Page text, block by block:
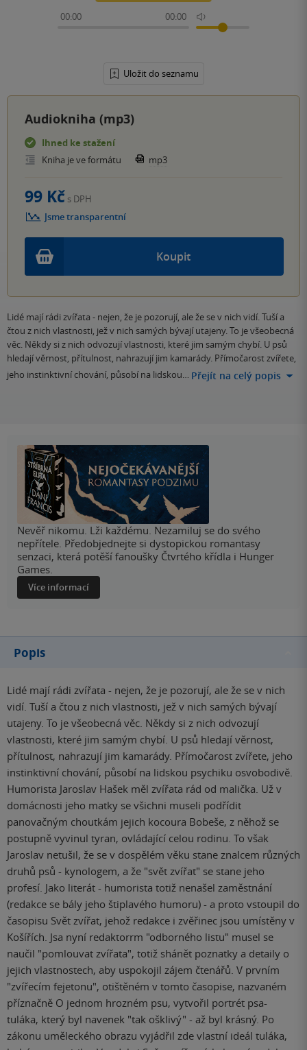
00:00 00:00
Uložit do seznamu
Audiokniha (mp3)
Ihned ke stažení
Kniha je ve formátu
mp3
Koupit
99 Kč s DPH
Jsme transparentní
Lidé mají rádi zvířata - nejen, že je pozorují, ale že se v nich vidí. Tuší a
čtou z nich vlastnosti, jež v nich samých bývají utajeny. To je všeobecná
věc. Někdy si z nich odvozují vlastnosti, které jim samým chybí. U psů
hledají věrnost, přítulnost, nahrazují jim kamarády. Přímočarost zvířete,
jeho instinktivní chování, působí na lidskou… Přejít na celý popis
Nevěř nikomu. Lži každému. Nezamiluj se do svého
nepřítele. Předobjednejte si dystopickou romantasy
senzaci, která potěší fanoušky Čtvrtého křídla i Hunger
Games.
Více informací
Popis
Lidé mají rádi zvířata - nejen, že je pozorují, ale že se v nich
vidí. Tuší a čtou z nich vlastnosti, jež v nich samých bývají
utajeny. To je všeobecná věc. Někdy si z nich odvozují
vlastnosti, které jim samým chybí. U psů hledají věrnost,
přítulnost, nahrazují jim kamarády. Přímočarost zvířete, jeho
instinktivní chování, působí na lidskou psychiku osvobodivě.
Humorista Jaroslav Hašek měl zvířata rád od malička. Už v
domácnosti jeho matky se všichni museli podřídit
panovačným choutkám jejich kocoura Bobeše, z něhož se
postupně vyvinul tyran, ovládající celou rodinu. To však
Jaroslav netušil, že se v dospělém věku stane znalcem různých
druhů psů - kynologem, a že "svět zvířat" se stane jeho
profesí. Jako literát - humorista totiž nenašel zaměstnání
(redakce se bály jeho štiplavého humoru) - a proto vstoupil do
časopisu Svět zvířat, jehož redakce i zvěřinec jsou umístěny v
Košířích. Jsa nyní redaktorrm "odborného listu" musel se
naučil "pomlouvat zvířata", totiž shánět poznatky a detaily o
jejich vlastnostech, aby uspokojil zájem čtenářů. V prvním
"zvířecím fejetonu", otištěném v tomto časopise, nazvaném
příznačně O jednom hrozném psu, vytvořil portrét psa-
tuláka, který byl navenek "tak ošklivý" - až byl krásný. Po
zákonu uměleckého obrazu vyjádřil zde vlastní ideál tuláka,